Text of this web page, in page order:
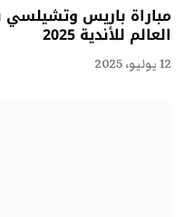
مباراة باريس
العالم للأندية 2025
12 يوليو، 2025